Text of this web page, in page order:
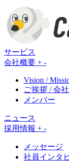
サービス
会社概要 + -
Vision /
ご挨拶 / 会
メンバー
ニュース
採用情報 + -
メッセージ
社員インタ